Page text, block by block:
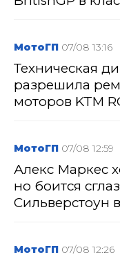
МотоГП 07/08 13:16
Техническая
разрешила
моторов KTM
МотоГП 07/08 12:59
Алекс Маркес
но боится
Сильверстоун
МотоГП 07/08 12:26